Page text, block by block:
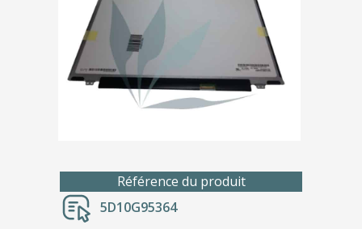
Référence du produit
5D10G95364